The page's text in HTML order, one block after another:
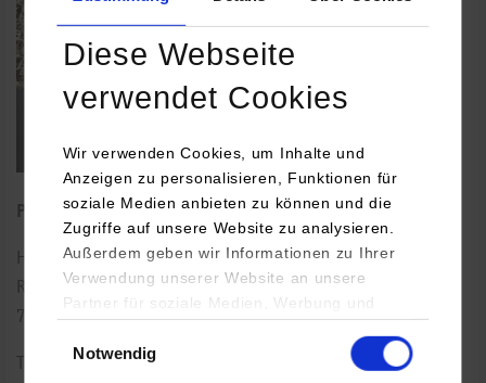
Diese Webseite
verwendet Cookies
Wir verwenden Cookies, um Inhalte und
Anzeigen zu personalisieren, Funktionen für
soziale Medien anbieten zu können und die
Zugriffe auf unsere Website zu analysieren.
Außerdem geben wir Informationen zu Ihrer
Verwendung unserer Website an unsere
Partner für soziale Medien, Werbung und
YouTube, Google Maps) führen diese
Notwendig
Professor für Betriebswirtschaftslehre
Herdweg 20
Raum: 3.2
70174 Stuttgart
0711/1849-4698